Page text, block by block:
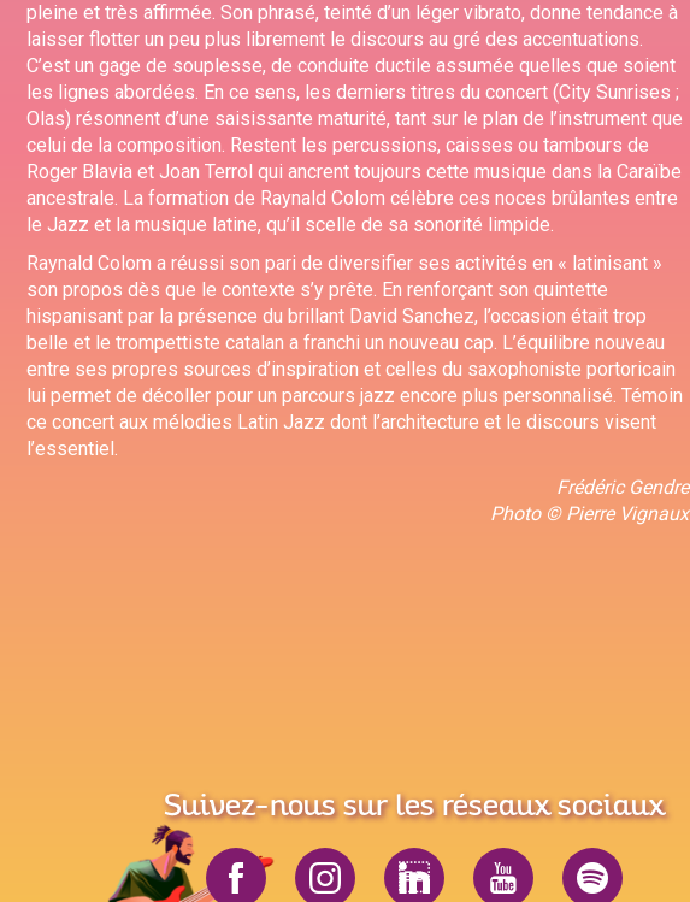
pleine et très affirmée. Son phrasé, teinté d’un léger vibrato, donne tendance à
laisser flotter un peu plus librement le discours au gré des accentuations.
C’est un gage de souplesse, de conduite ductile assumée quelles que soient
les lignes abordées. En ce sens, les derniers titres du concert (City Sunrises ;
Olas) résonnent d’une saisissante maturité, tant sur le plan de l’instrument que
celui de la composition. Restent les percussions, caisses ou tambours de
Roger Blavia et Joan Terrol qui ancrent toujours cette musique dans la Caraïbe
ancestrale. La formation de Raynald Colom célèbre ces noces brûlantes entre
le Jazz et la musique latine, qu’il scelle de sa sonorité limpide.
Raynald Colom a réussi son pari de diversifier ses activités en « latinisant »
son propos dès que le contexte s’y prête. En renforçant son quintette
hispanisant par la présence du brillant David Sanchez, l’occasion était trop
belle et le trompettiste catalan a franchi un nouveau cap. L’équilibre nouveau
entre ses propres sources d’inspiration et celles du saxophoniste portoricain
lui permet de décoller pour un parcours jazz encore plus personnalisé. Témoin
ce concert aux mélodies Latin Jazz dont l’architecture et le discours visent
l’essentiel.
Frédéric Gendre
Photo © Pierre Vignaux
Suivez-nous sur les réseaux sociaux